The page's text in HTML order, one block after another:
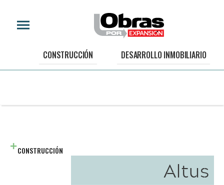
CONSTRUCCIÓN DESARROLLO INMOBILIARIO
CONSTRUCCIÓN
Altus